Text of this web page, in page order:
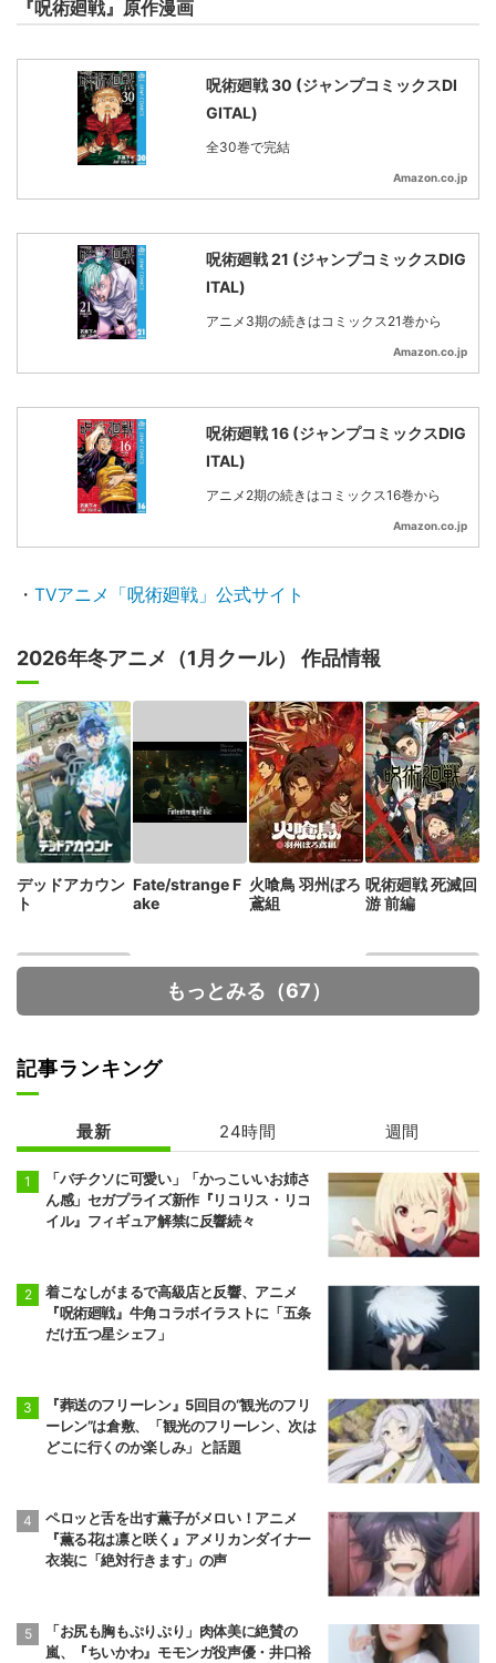
『呪術廻戦』原作漫画
呪術廻戦 30 (ジャンプコミックスDI
GITAL)
全30巻で完結
Amazon.co.jp
呪術廻戦 21 (ジャンプコミックスDIG
ITAL)
アニメ3期の続きはコミックス21巻から
Amazon.co.jp
呪術廻戦 16 (ジャンプコミックスDIG
ITAL)
アニメ2期の続きはコミックス16巻から
Amazon.co.jp
・ TVアニメ「呪術廻戦」公式サイト
2026年冬アニメ（1月クール） 作品情報
デッドアカウン
ト
Fate/strange F
ake
火喰鳥 羽州ぼろ
鳶組
呪術廻戦 死滅回
游 前編
ダーウィン事変
転生したらドラ
ゴンの卵だった
もっとみる（67）
記事ランキング
最新 24時間 週間
「バチクソに可愛い」「かっこいいお姉さ
ん感」セガプライズ新作『リコリス・リコ
イル』フィギュア解禁に反響続々
着こなしがまるで高級店と反響、アニメ
『呪術廻戦』牛角コラボイラストに「五条
だけ五つ星シェフ」
『葬送のフリーレン』5回目の“観光のフリ
ーレン”は倉敷、「観光のフリーレン、次は
どこに行くのか楽しみ」と話題
ペロッと舌を出す薫子がメロい！アニメ
『薫る花は凛と咲く』アメリカンダイナー
衣装に「絶対行きます」の声
「お尻も胸もぷりぷり」肉体美に絶賛の
嵐、『ちいかわ』モモンガ役声優・井口裕